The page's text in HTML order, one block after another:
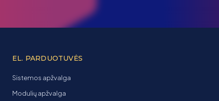
EL. PARDUOTUVĖS
Sistemos apžvalga
Modulių apžvalga